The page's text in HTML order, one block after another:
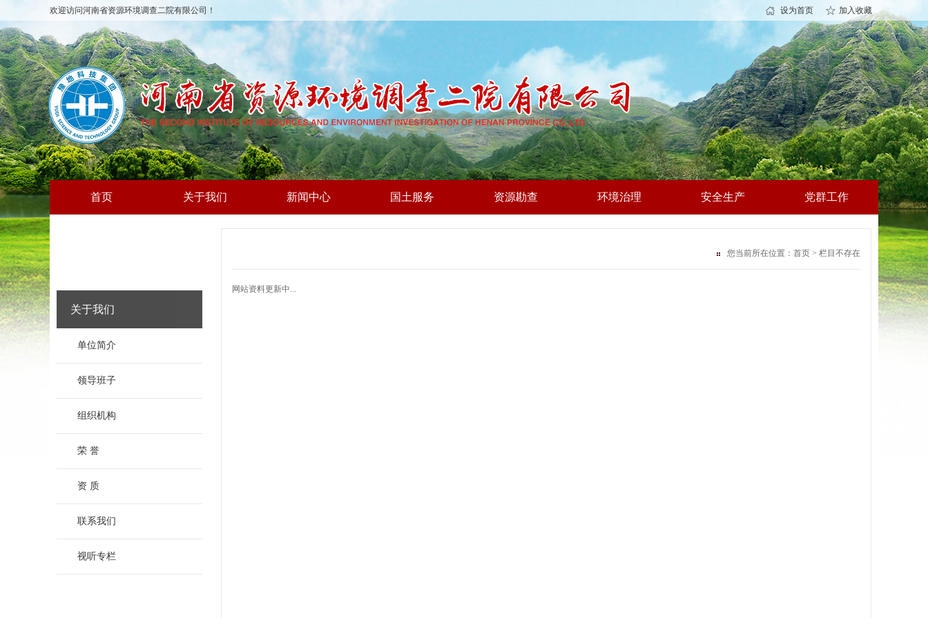
欢迎访问河南省资源环境调查二院有限公司！ 设为首页 加入收藏
首页 关于我们 新闻中心 国土服务 资源勘查 环境治理 安全生产 党群工作
您当前所在位置： 首页 > 栏目不存在
网站资料更新中...
关于我们
单位简介
领导班子
组织机构
荣 誉
资 质
联系我们
视听专栏